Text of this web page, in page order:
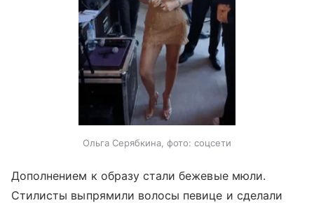
Ольга Серябкина, фото: соцсети
Дополнением к образу стали бежевые мюли.
Стилисты выпрямили волосы певице и сделали